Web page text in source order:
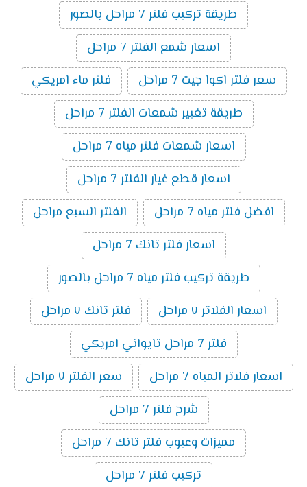
طريقة تركيب فلتر 7 مراحل بالصور
اسعار شمع الفلتر 7 مراحل
سعر فلتر اكوا جيت 7 مراحل
فلتر ماء امريكي
طريقة تغيير شمعات الفلتر 7 مراحل
اسعار شمعات فلتر مياه 7 مراحل
اسعار قطع غيار الفلتر 7 مراحل
افضل فلتر مياه 7 مراحل
الفلتر السبع مراحل
اسعار فلتر تانك 7 مراحل
طريقة تركيب فلتر مياه 7 مراحل بالصور
اسعار الفلاتر ٧ مراحل
فلتر تانك ٧ مراحل
فلتر 7 مراحل تايواني امريكي
اسعار فلاتر المياه 7 مراحل
سعر الفلتر ٧ مراحل
شرح فلتر 7 مراحل
مميزات وعيوب فلتر تانك 7 مراحل
تركيب فلتر 7 مراحل